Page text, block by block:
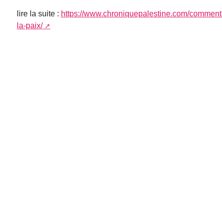
lire la suite : https://www.chroniquepalestine.com/
la-paix/